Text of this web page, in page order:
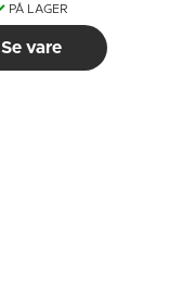
PÅ LAGER
Se vare